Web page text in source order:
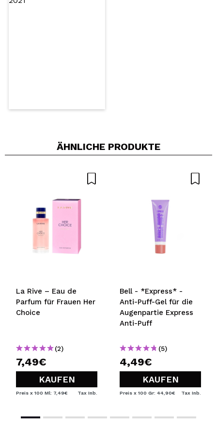
Würden Sie diesen Kauf empfehlen?
ÄHNLICHE PRODUKTE
La Rive – Eau de
Parfum für Frauen Her
Choice
(2)
7,49€
KAUFEN
Preis x 100 Ml: 7,49€ Tax Inb.
Bell - *Express* -
Anti-Puff-Gel für die
Augenpartie Express
Anti-Puff
(5)
4,49€
KAUFEN
Preis x 100 Gr: 44,90€ Tax Inb.